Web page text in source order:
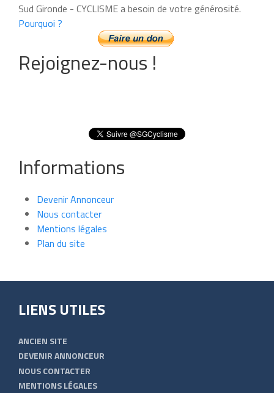
Sud Gironde - CYCLISME a besoin de votre générosité.
Pourquoi ?
Rejoignez-nous !
Informations
Devenir Annonceur
Nous contacter
Mentions légales
Plan du site
LIENS UTILES
ANCIEN SITE
DEVENIR ANNONCEUR
NOUS CONTACTER
MENTIONS LÉGALES